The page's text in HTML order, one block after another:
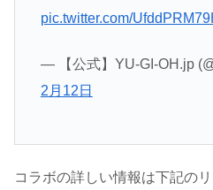
pic.twitter.com/
— 【公式】YU-GI-OH.jp
2月12日
コラボの詳しい情報は下記の